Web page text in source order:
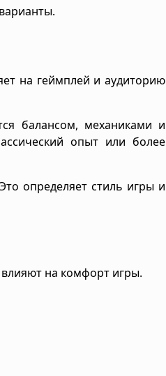
на геймплей и аудиторию
балансом, механиками и
опыт или более
определяет стиль игры и
на комфорт игры.